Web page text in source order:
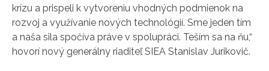
krízu a prispeli k vytvoreniu vhodných podmienok na
rozvoj a využívanie nových technológií. Sme jeden tím
a naša sila spočíva práve v spolupráci. Teším sa na ňu,“
hovorí nový generálny riaditeľ SIEA Stanislav Jurikovič.